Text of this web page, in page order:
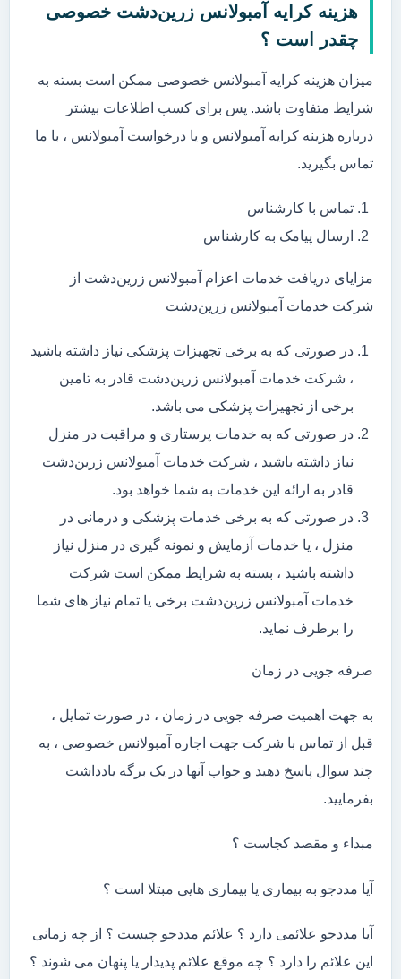
هزینه کرایه آمبولانس زرین‌دشت خصوصی
چقدر است ؟
میزان هزینه کرایه آمبولانس خصوصی ممکن است بسته به
شرایط متفاوت باشد. پس برای کسب اطلاعات بیشتر
درباره هزینه کرایه آمبولانس و یا درخواست آمبولانس ، با ما
تماس بگیرید.
تماس با کارشناس
ارسال پیامک به کارشناس
مزایای دریافت خدمات اعزام آمبولانس زرین‌دشت از
شرکت خدمات آمبولانس زرین‌دشت
در صورتی که به برخی تجهیزات پزشکی نیاز داشته باشید
، شرکت خدمات آمبولانس زرین‌دشت قادر به تامین
برخی از تجهیزات پزشکی می باشد.
در صورتی که به خدمات پرستاری و مراقبت در منزل
نیاز داشته باشید ، شرکت خدمات آمبولانس زرین‌دشت
قادر به ارائه این خدمات به شما خواهد بود.
در صورتی که به برخی خدمات پزشکی و درمانی در
منزل ، یا خدمات آزمایش و نمونه گیری در منزل نیاز
داشته باشید ، بسته به شرایط ممکن است شرکت
خدمات آمبولانس زرین‌دشت برخی یا تمام نیاز های شما
را برطرف نماید.
صرفه جویی در زمان
به جهت اهمیت صرفه جویی در زمان ، در صورت تمایل ،
قبل از تماس با شرکت جهت اجاره آمبولانس خصوصی ، به
چند سوال پاسخ دهید و جواب آنها در یک برگه یادداشت
بفرمایید.
مبداء و مقصد کجاست ؟
آیا مددجو به بیماری یا بیماری هایی مبتلا است ؟
آیا مددجو علائمی دارد ؟ علائم مددجو چیست ؟ از چه زمانی
این علائم را دارد ؟ چه موقع علائم پدیدار یا پنهان می شوند ؟